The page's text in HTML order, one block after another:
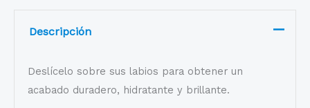
Descripción
Deslícelo sobre sus labios para obtener un
acabado duradero, hidratante y brillante.